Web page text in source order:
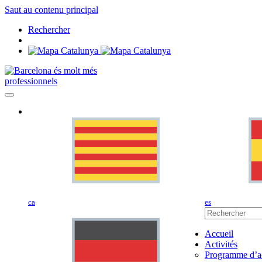
Saut au contenu principal
Rechercher
professionnels
ca es
Accueil
Activités
Programme